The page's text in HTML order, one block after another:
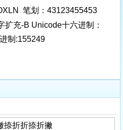
笔划：43123455453
扩充-B Unicode十六进制：
制:155249
捺折折捺折撇